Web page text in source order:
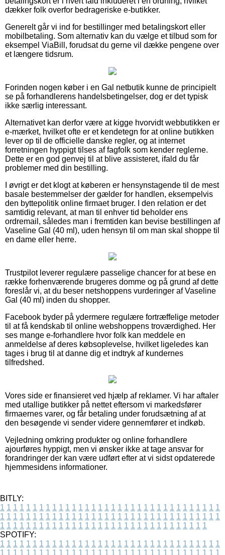
dækker folk overfor bedrageriske e-butikker.
Generelt går vi ind for bestillinger med betalingskort eller
mobilbetaling. Som alternativ kan du vælge et tilbud som for
eksempel ViaBill, forudsat du gerne vil dække pengene over
et længere tidsrum.
Forinden nogen køber i en Gal netbutik kunne de principielt
se på forhandlerens handelsbetingelser, dog er det typisk
ikke særlig interessant.
Alternativet kan derfor være at kigge hvorvidt webbutikken er
e-mærket, hvilket ofte er et kendetegn for at online butikken
lever op til de officielle danske regler, og at internet
forretningen hyppigt tilses af fagfolk som kender reglerne.
Dette er en god genvej til at blive assisteret, ifald du får
problemer med din bestilling.
I øvrigt er det klogt at køberen er hensynstagende til de mest
basale bestemmelser der gælder for handlen, eksempelvis
den byttepolitik online firmaet bruger. I den relation er det
samtidig relevant, at man til enhver tid beholder ens
ordremail, således man i fremtiden kan bevise bestillingen af
Vaseline Gal (40 ml), uden hensyn til om man skal shoppe til
en dame eller herre.
Trustpilot leverer regulære passelige chancer for at bese en
række forhenværende brugeres domme og på grund af dette
foreslår vi, at du beser netshoppens vurderinger af Vaseline
Gal (40 ml) inden du shopper.
Facebook byder på ydermere regulære fortræffelige metoder
til at få kendskab til online webshoppens troværdighed. Her
ses mange e-forhandlere hvor folk kan meddele en
anmeldelse af deres købsoplevelse, hvilket ligeledes kan
tages i brug til at danne dig et indtryk af kundernes
tilfredshed.
Vores side er finansieret ved hjælp af reklamer. Vi har aftaler
med utallige butikker på nettet eftersom vi markedsfører
firmaernes varer, og får betaling under forudsætning af at
den besøgende vi sender videre gennemfører et indkøb.
Vejledning omkring produkter og online forhandlere
ajourføres hyppigt, men vi ønsker ikke at tage ansvar for
forandringer der kan være udført efter at vi sidst opdaterede
hjemmesidens informationer.
BITLY:
1 1 1 1 1 1 1 1 1 1 1 1 1 1 1 1 1 1 1 1 1 1 1 1 1 1 1 1 1 1 1 1 1 1
1 1 1 1 1 1 1 1 1 1 1 1 1 1 1 1 1 1 1 1 1 1 1 1 1 1 1 1 1 1 1 1 1 1
1 1 1 1 1 1 1 1 1 1 1 1 1 1 1 1 1 1 1 1 1 1 1 1 1 1 1 1 1 1 1 1
SPOTIFY:
1 1 1 1 1 1 1 1 1 1 1 1 1 1 1 1 1 1 1 1 1 1 1 1 1 1 1 1 1 1 1 1 1 1
1 1 1 1 1 1 1 1 1 1 1 1 1 1 1 1 1 1 1 1 1 1 1 1 1 1 1 1 1 1 1 1 1 1